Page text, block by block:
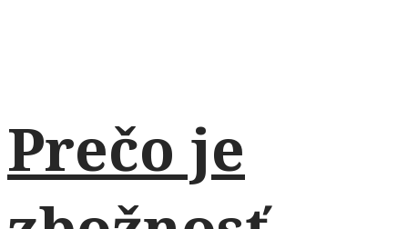
Prečo je